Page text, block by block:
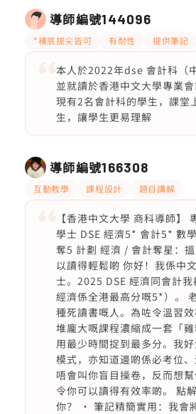
導師編號144096
*補底拔尖皆可 有耐性 提供筆記
本人於2022年dse 會計科（
並就讀於香港中文大學專業會
現有2名會計科的學生，課堂
生，讓學生更易理解
導師編號166308
互動教學 課程設計 題目講解
【香港中文大學 商科導師】
學士 DSE 經濟5* 會計5* 數
奪5 計劃 經濟 / 會計奪星：
以讀得輕鬆啲 你好！我係中
士。2025 DSE 經濟同會計
經濟係全港最高分嘅5*）。
種死讀書嘅人。為咗令溫習
堆龐大嘅課程濃縮成一套「
用最少時間捉到最多分。我
模式，亦知道邊啲係必考位
唔會叫你盲目操卷，反而想幫
令你可以讀得有效率啲。 點
你？ • 筆記精簡實用：我會